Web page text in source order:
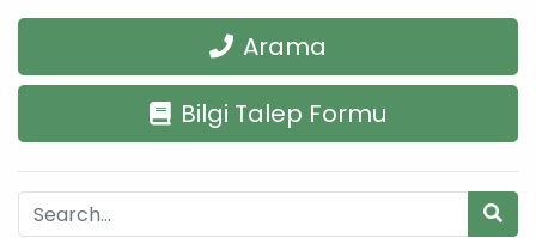
Arama
Bilgi Talep Formu